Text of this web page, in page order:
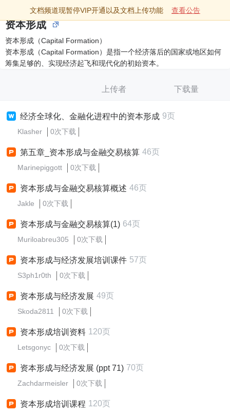
文档频道现暂停VIP开通以及文档上传功能 查看公告
资本形成
资本形成（Capital Formation）
资本形成（Capital Formation）是指一个经济落后的国家或地区如何
筹集足够的、实现经济起飞和现代化的初始资本。
上传者 下载量
经济全球化、金融化进程中的资本形成 9页
Klasher 0次下载
第五章_资本形成与金融交易核算 46页
Marinepiggott 0次下载
资本形成与金融交易核算概述 46页
Jakle 0次下载
资本形成与金融交易核算(1) 64页
Muriloabreu305 0次下载
资本形成与经济发展培训课件 57页
S3ph1r0th 0次下载
资本形成与经济发展 49页
Skoda2811 0次下载
资本形成培训资料 120页
Letsgonyc 0次下载
资本形成与经济发展 (ppt 71) 70页
Zachdarmeisler 0次下载
资本形成培训课程 120页